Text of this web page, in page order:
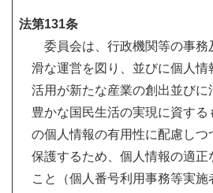
法第131条
委員会は、行政機関等の事務
滑な運営を図り、並びに個人情
活用が新たな産業の創出並び
豊かな国民生活の実現に資す
の個人情報の有用性に配慮しつ
保護するため、個人情報の適正
こと（個人番号利用事務等実